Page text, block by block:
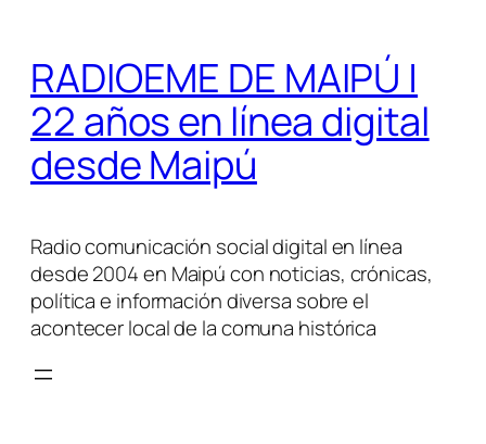
contenido
RADIOEME DE MAIPÚ |
22 años en línea digital
desde Maipú
Radio comunicación social digital en línea
desde 2004 en Maipú con noticias, crónicas,
política e información diversa sobre el
acontecer local de la comuna histórica